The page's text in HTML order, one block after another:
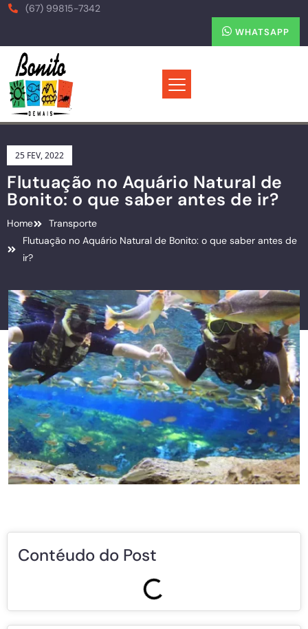
(67) 99815-7342
WHATSAPP
25 FEV, 2022
Flutuação no Aquário Natural de
Bonito: o que saber antes de ir?
Home
Transporte
Flutuação no Aquário Natural de Bonito: o que saber antes de
ir?
Contéudo do Post